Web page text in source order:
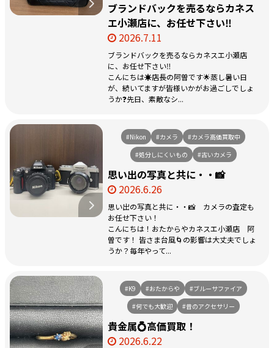
ブランドバックを売るならカネス
エ小瀬店に、お任せ下さい‼️
2026.7.11
ブランドバックを売るならカネスエ小瀬店
に、お任せ下さい‼️
こんにちは☀️店長の阿曽です🌟蒸し暑い日
が、続いてますが皆様いかがお過ごしでしょ
うか❓先日、素敵なシ...
#Nikon #カメラ
#カメラ高価買取中
#処分しにくいもの
#古いカメラ
思い出の写真と共に・・📸
2026.6.26
思い出の写真と共に・・📸 カメラの査定も
お任せ下さい！
こんにちは！おたからやカネスエ小瀬店 阿
曽です！ 皆さま台風🌀の影響は大丈夫でしょ
うか？毎年やって...
#K9 #おたからや
#ブルーサファイア
#何でも大歓迎
#昔のアクセサリー
貴金属💍高価買取！
2026.6.22